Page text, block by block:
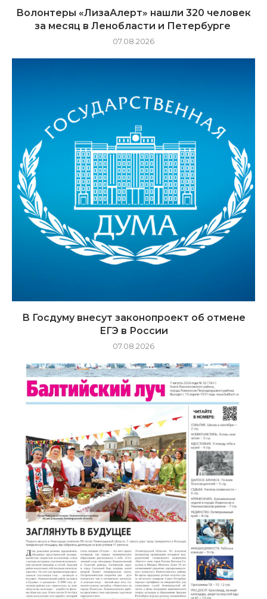
Волонтеры «ЛизаАлерт» нашли 320 человек
за месяц в Ленобласти и Петербурге
07.08.2026
В Госдуму внесут законопроект об отмене
ЕГЭ в России
07.08.2026